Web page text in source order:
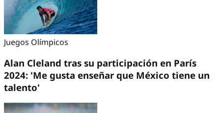
Juegos Olímpicos
Alan Cleland tras su participación en París
2024: 'Me gusta enseñar que México tiene un
talento'